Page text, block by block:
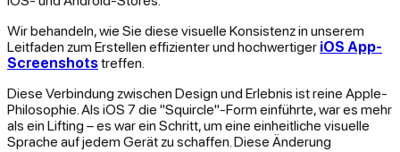
Wir behandeln, wie Sie diese visuelle Konsistenz in unserem
Leitfaden zum Erstellen effizienter und hochwertiger iOS App-
Screenshotstreffen.
Diese Verbindung zwischen Design und Erlebnis ist reine Apple-
Philosophie. Als iOS 7 die "Squircle"-Form einführte, war es mehr
als ein Lifting – es war ein Schritt, um eine einheitliche visuelle
Sprache auf jedem Gerät zu schaffen. Diese Änderung